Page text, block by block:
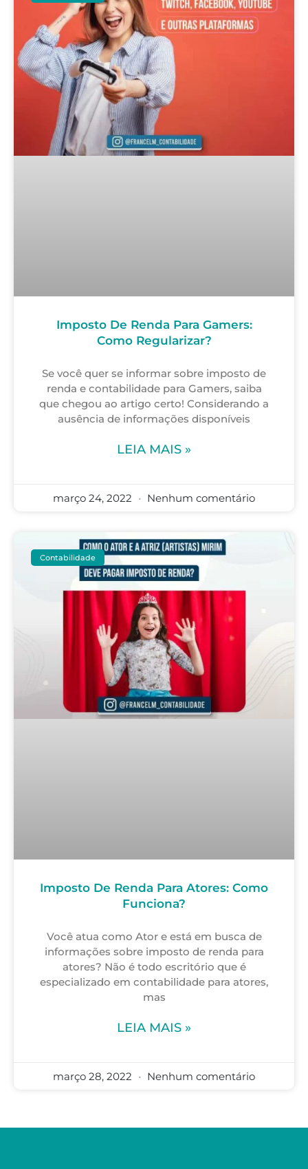
Imposto De Renda Para Gamers:
Como Regularizar?
Se você quer se informar sobre imposto de
renda e contabilidade para Gamers, saiba
que chegou ao artigo certo! Considerando a
ausência de informações disponíveis
LEIA MAIS »
março 24, 2022 Nenhum comentário
Contabilidade
Imposto De Renda Para Atores: Como
Funciona?
Você atua como Ator e está em busca de
informações sobre imposto de renda para
atores? Não é todo escritório que é
especializado em contabilidade para atores,
mas
LEIA MAIS »
março 28, 2022 Nenhum comentário